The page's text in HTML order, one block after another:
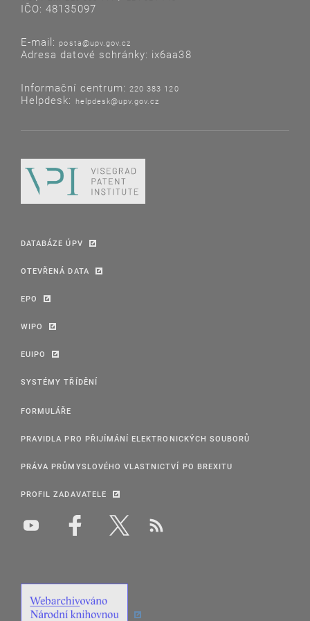
IČO: 48135097
E-mail: posta@upv.gov.cz
Adresa datové schránky: ix6aa38
Informační centrum: 220 383 120
Helpdesk: helpdesk@upv.gov.cz
DATABÁZE ÚPV
OTEVŘENÁ DATA
EPO
WIPO
EUIPO
SYSTÉMY TŘÍDĚNÍ
FORMULÁŘE
PRAVIDLA PRO PŘIJÍMÁNÍ ELEKTRONICKÝCH SOUBORŮ
PRÁVA PRŮMYSLOVÉHO VLASTNICTVÍ PO BREXITU
PROFIL ZADAVATELE